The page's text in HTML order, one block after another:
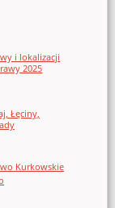
i lokalizacji
2025
Łęciny,
Kurkowskie